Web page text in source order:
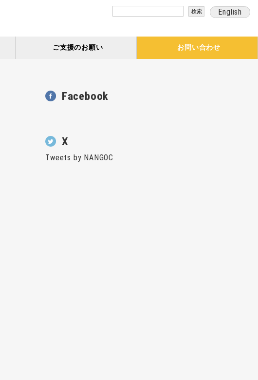
English
ご支援のお願い お問い合わせ
Facebook
X
Tweets by NANGOC